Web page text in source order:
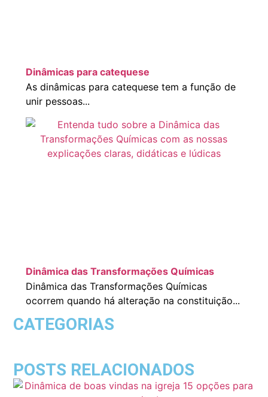
Dinâmicas para catequese
As dinâmicas para catequese tem a função de
unir pessoas...
Dinâmica das Transformações Químicas
Dinâmica das Transformações Químicas
ocorrem quando há alteração na constituição...
CATEGORIAS
POSTS RELACIONADOS